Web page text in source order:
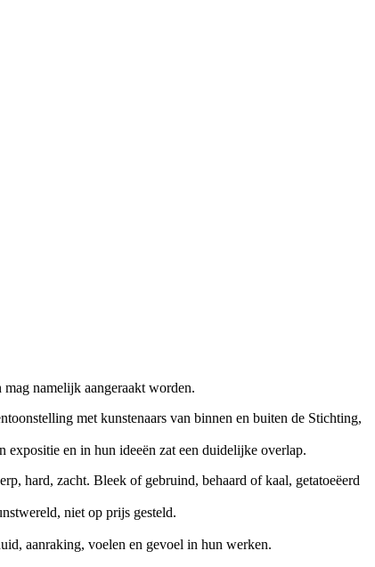
namelijk aangeraakt worden.
met kunstenaars van binnen en buiten de Stichting,
en in hun ideeën zat een duidelijke overlap.
hard, zacht. Bleek of gebruind, behaard of kaal, getatoeëerd
niet op prijs gesteld.
aanraking, voelen en gevoel in hun werken.